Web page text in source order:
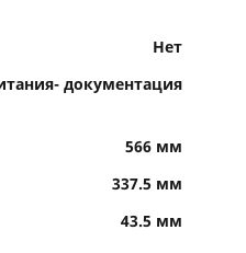
Нет
документация
566 мм
337.5 мм
43.5 мм